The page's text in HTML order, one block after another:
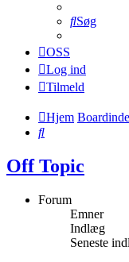
Søg
OSS
Log ind
Tilmeld
Hjem
Søg
Off Topic
Forum
Emner
Indlæg
Seneste